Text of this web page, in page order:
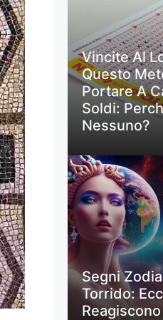
Vincite Al
Questo
Portare A
Soldi:
Nessuno?
Segni
Torrido: